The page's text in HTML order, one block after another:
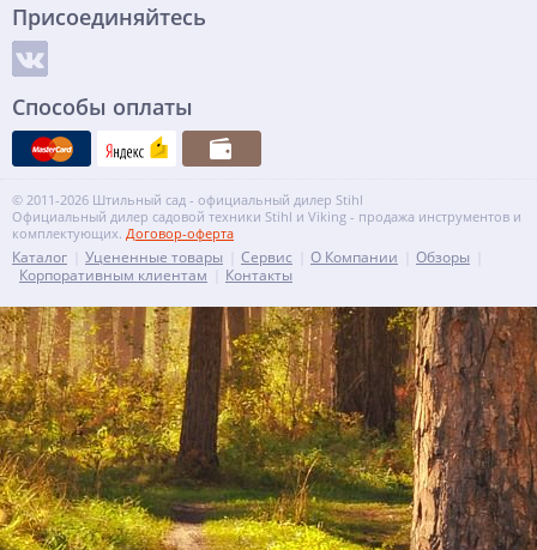
Присоединяйтесь
Способы оплаты
© 2011-2026 Штильный сад - официальный дилер Stihl
Официальный дилер садовой техники Stihl и Viking - продажа инструментов и
комплектующих. Договор-оферта
Каталог Уцененные товары Сервис О Компании
Обзоры
Корпоративным клиентам
Контакты